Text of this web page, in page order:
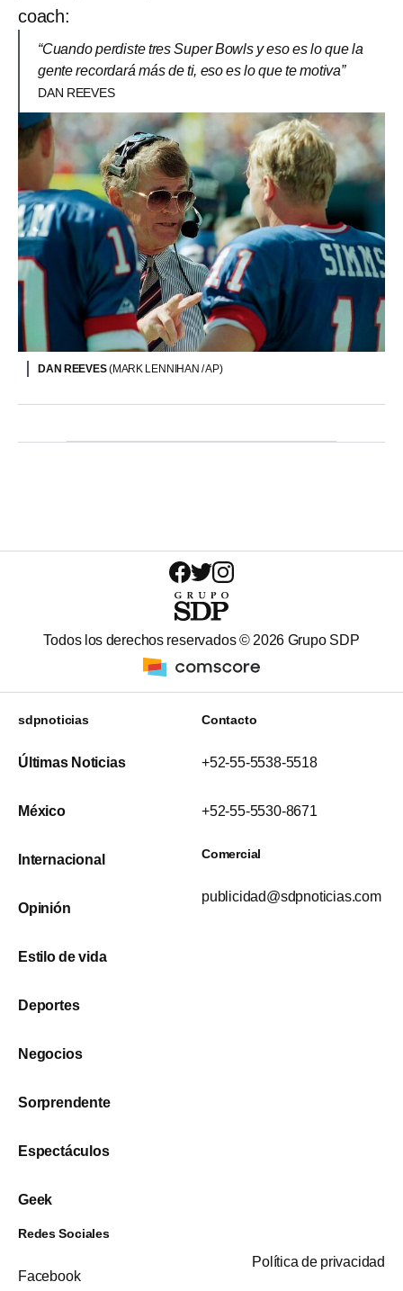
coach:
“Cuando perdiste tres Super Bowls y eso es lo que la
gente recordará más de ti, eso es lo que te motiva”
DAN REEVES
DAN REEVES(MARK LENNIHAN / AP)
Todos los derechos reservados © 2026 Grupo SDP
sdpnoticias
Últimas Noticias
México
Internacional
Opinión
Estilo de vida
Deportes
Negocios
Sorprendente
Espectáculos
Geek
Contacto
+52-55-5538-5518
+52-55-5530-8671
Comercial
publicidad@sdpnoticias.com
Redes Sociales
Facebook
Política de privacidad